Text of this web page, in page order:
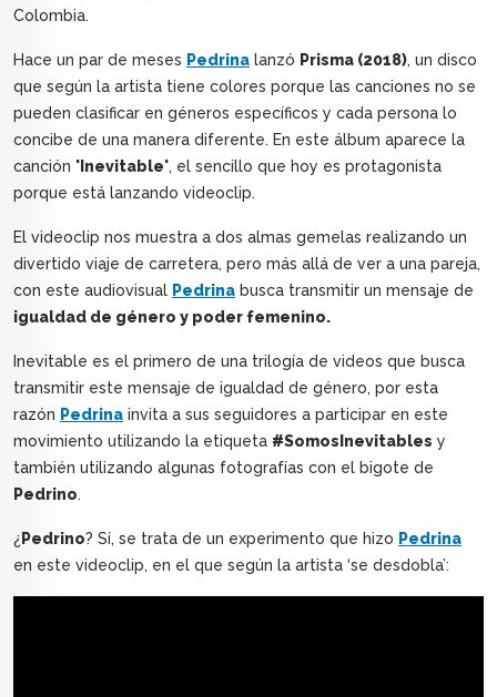
Colombia.
Hace un par de meses Pedrina lanzó Prisma (2018), un disco
que según la artista tiene colores porque las canciones no se
pueden clasificar en géneros específicos y cada persona lo
concibe de una manera diferente. En este álbum aparece la
canción 'Inevitable', el sencillo que hoy es protagonista
porque está lanzando videoclip.
El videoclip nos muestra a dos almas gemelas realizando un
divertido viaje de carretera, pero más allá de ver a una pareja,
con este audiovisual Pedrina busca transmitir un mensaje de
igualdad de género y poder femenino.
Inevitable es el primero de una trilogía de videos que busca
transmitir este mensaje de igualdad de género, por esta
razón Pedrina invita a sus seguidores a participar en este
movimiento utilizando la etiqueta #SomosInevitables y
también utilizando algunas fotografías con el bigote de
Pedrino.
¿ Pedrino? Sí, se trata de un experimento que hizo Pedrina
en este videoclip, en el que según la artista ‘se desdobla’: